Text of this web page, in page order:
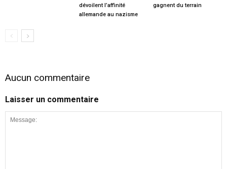
dévoilent l’affinité
allemande au nazisme
gagnent du terrain
Aucun commentaire
Laisser un commentaire